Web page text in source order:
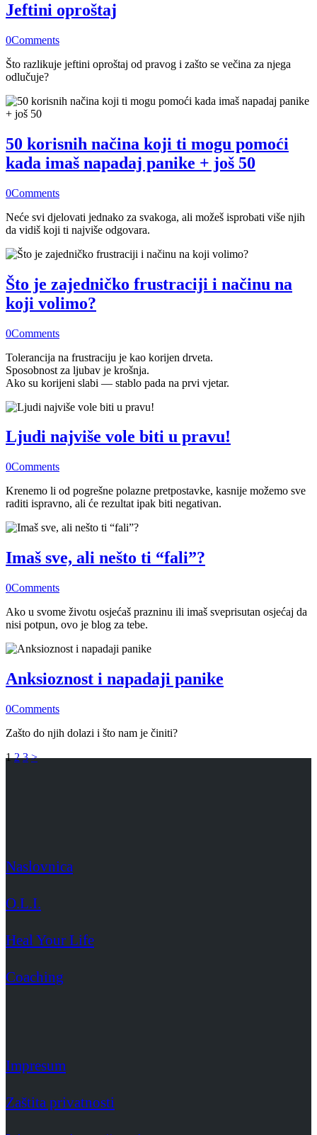
Jeftini oproštaj
0Comments
Što razlikuje jeftini oproštaj od pravog i zašto se večina za njega
odlučuje?
50 korisnih načina koji ti mogu pomoći
kada imaš napadaj panike + još 50
0Comments
Neće svi djelovati jednako za svakoga, ali možeš isprobati više njih
da vidiš koji ti najviše odgovara.
Što je zajedničko frustraciji i načinu na
koji volimo?
0Comments
Tolerancija na frustraciju je kao korijen drveta.
Sposobnost za ljubav je krošnja.
Ako su korijeni slabi — stablo pada na prvi vjetar.
Ljudi najviše vole biti u pravu!
0Comments
Krenemo li od pogrešne polazne pretpostavke, kasnije možemo sve
raditi ispravno, ali će rezultat ipak biti negativan.
Imaš sve, ali nešto ti “fali”?
0Comments
Ako u svome životu osjećaš prazninu ili imaš sveprisutan osjećaj da
nisi potpun, ovo je blog za tebe.
Anksioznost i napadaji panike
0Comments
Zašto do njih dolazi i što nam je činiti?
Brojevi
Page
1Page
2Page
3 >
Naslovnica
O.L.I.
Heal Your Life
Coaching
Impresum
Zaštita privatnosti